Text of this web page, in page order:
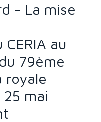
- La mise
au
79ème
royale
25 mai